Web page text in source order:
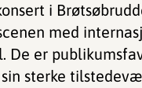
i
med
De er
sterke